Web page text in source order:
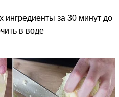
ингредиенты за 30 минут до
в воде